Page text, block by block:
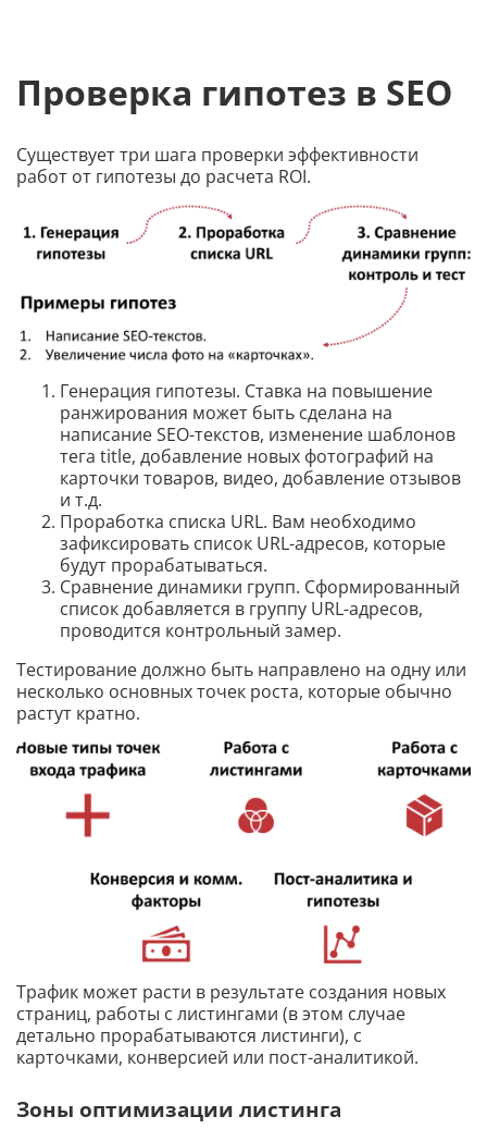
Проверка гипотез в SEO
Существует три шага проверки эффективности
работ от гипотезы до расчета ROI.
Генерация гипотезы. Ставка на повышение
ранжирования может быть сделана на
написание SEO-текстов, изменение шаблонов
тега title, добавление новых фотографий на
карточки товаров, видео, добавление отзывов
и т.д.
Проработка списка URL. Вам необходимо
зафиксировать список URL-адресов, которые
будут прорабатываться.
Сравнение динамики групп. Сформированный
список добавляется в группу URL-адресов,
проводится контрольный замер.
Тестирование должно быть направлено на одну или
несколько основных точек роста, которые обычно
растут кратно.
Трафик может расти в результате создания новых
страниц, работы с листингами (в этом случае
детально прорабатываются листинги), с
карточками, конверсией или пост-аналитикой.
Зоны оптимизации листинга